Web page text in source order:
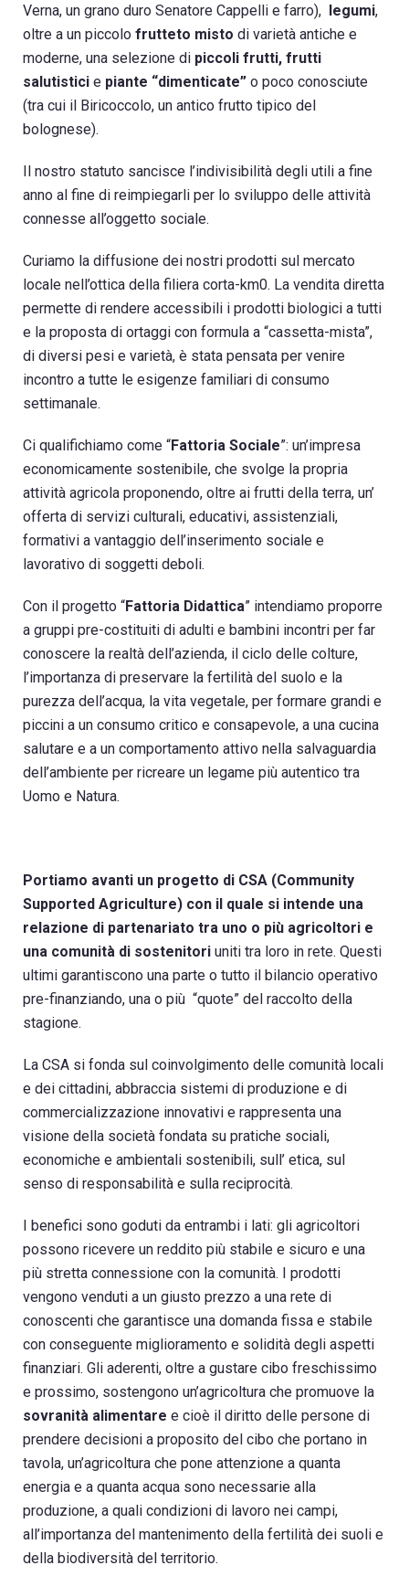
Verna, un grano duro Senatore Cappelli e farro), legumi,
oltre a un piccolo frutteto misto di varietà antiche e
moderne, una selezione di piccoli frutti, frutti
salutistici e piante “dimenticate” o poco conosciute
(tra cui il Biricoccolo, un antico frutto tipico del
bolognese).
Il nostro statuto sancisce l’indivisibilità degli utili a fine
anno al fine di reimpiegarli per lo sviluppo delle attività
connesse all’oggetto sociale.
Curiamo la diffusione dei nostri prodotti sul mercato
locale nell’ottica della filiera corta-km0. La vendita diretta
permette di rendere accessibili i prodotti biologici a tutti
e la proposta di ortaggi con formula a “cassetta-mista”,
di diversi pesi e varietà, è stata pensata per venire
incontro a tutte le esigenze familiari di consumo
settimanale.
Ci qualifichiamo come “Fattoria Sociale”: un’impresa
economicamente sostenibile, che svolge la propria
attività agricola proponendo, oltre ai frutti della terra, un’
offerta di servizi culturali, educativi, assistenziali,
formativi a vantaggio dell’inserimento sociale e
lavorativo di soggetti deboli.
Con il progetto “Fattoria Didattica” intendiamo proporre
a gruppi pre-costituiti di adulti e bambini incontri per far
conoscere la realtà dell’azienda, il ciclo delle colture,
l’importanza di preservare la fertilità del suolo e la
purezza dell’acqua, la vita vegetale, per formare grandi e
piccini a un consumo critico e consapevole, a una cucina
salutare e a un comportamento attivo nella salvaguardia
dell’ambiente per ricreare un legame più autentico tra
Uomo e Natura.
Portiamo avanti un progetto di CSA (Community
Supported Agriculture) con il quale si intende una
relazione di partenariato tra uno o più agricoltori e
una comunità di sostenitori uniti tra loro in rete. Questi
ultimi garantiscono una parte o tutto il bilancio operativo
pre-finanziando, una o più “quote” del raccolto della
stagione.
La CSA si fonda sul coinvolgimento delle comunità locali
e dei cittadini, abbraccia sistemi di produzione e di
commercializzazione innovativi e rappresenta una
visione della società fondata su pratiche sociali,
economiche e ambientali sostenibili, sull’ etica, sul
senso di responsabilità e sulla reciprocità.
I benefici sono goduti da entrambi i lati: gli agricoltori
possono ricevere un reddito più stabile e sicuro e una
più stretta connessione con la comunità. I prodotti
vengono venduti a un giusto prezzo a una rete di
conoscenti che garantisce una domanda fissa e stabile
con conseguente miglioramento e solidità degli aspetti
finanziari. Gli aderenti, oltre a gustare cibo freschissimo
e prossimo, sostengono un’agricoltura che promuove la
sovranità alimentare e cioè il diritto delle persone di
prendere decisioni a proposito del cibo che portano in
tavola, un’agricoltura che pone attenzione a quanta
energia e a quanta acqua sono necessarie alla
produzione, a quali condizioni di lavoro nei campi,
all’importanza del mantenimento della fertilità dei suoli e
della biodiversità del territorio.